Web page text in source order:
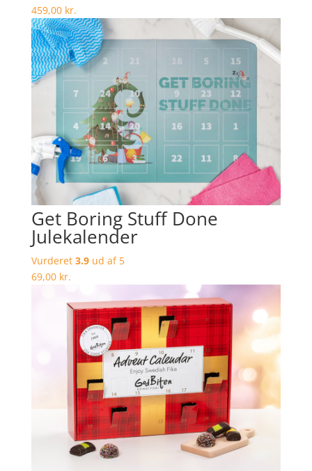
459,00 kr.
Get Boring Stuff Done
Julekalender
Vurderet 3.9ud af 5
69,00 kr.